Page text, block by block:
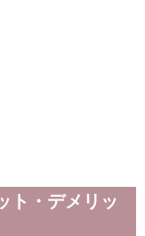
ト・デメリッ